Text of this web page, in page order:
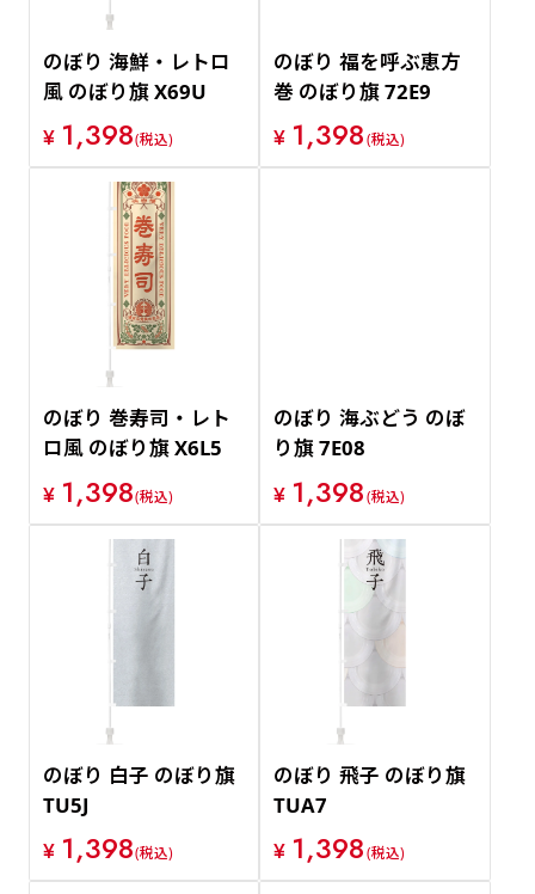
のぼり 海鮮・レトロ
風 のぼり旗 X69U
¥ 1,398(税込)
のぼり 福を呼ぶ恵方
巻 のぼり旗 72E9
¥ 1,398(税込)
のぼり 巻寿司・レト
ロ風 のぼり旗 X6L5
¥ 1,398(税込)
のぼり 海ぶどう のぼ
り旗 7E08
¥ 1,398(税込)
のぼり 白子 のぼり旗
TU5J
¥ 1,398(税込)
のぼり 飛子 のぼり旗
TUA7
¥ 1,398(税込)